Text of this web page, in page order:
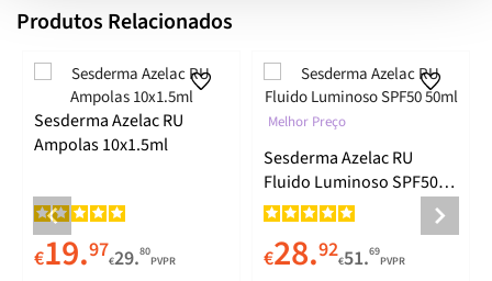
Produtos Relacionados
Sesderma Azelac RU
Ampolas 10x1.5ml
€19.97€29.80
PVPR
Melhor Preço
Sesderma Azelac RU
Fluido Luminoso SPF50
50ml
€28.92€51.69
PVPR